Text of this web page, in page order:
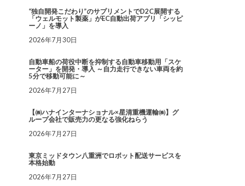
“独自開発こだわり”のサプリメントでD2C展開する
「ウェルモット製薬」がEC自動出荷アプリ「シッピ
ーノ」を導入
2026年7月30日
自動車船の荷役中断を抑制する自動車移動用「スケ
ーター」を開発・導入 ～自力走行できない車両を約
5分で移動可能に～
2026年7月27日
【㈱ハナインターナショナル×星清重機運輸㈱】グ
ループ会社で販売力の更なる強化ねらう
2026年7月27日
東京ミッドタウン八重洲でロボット配送サービスを
本格始動
2026年7月27日